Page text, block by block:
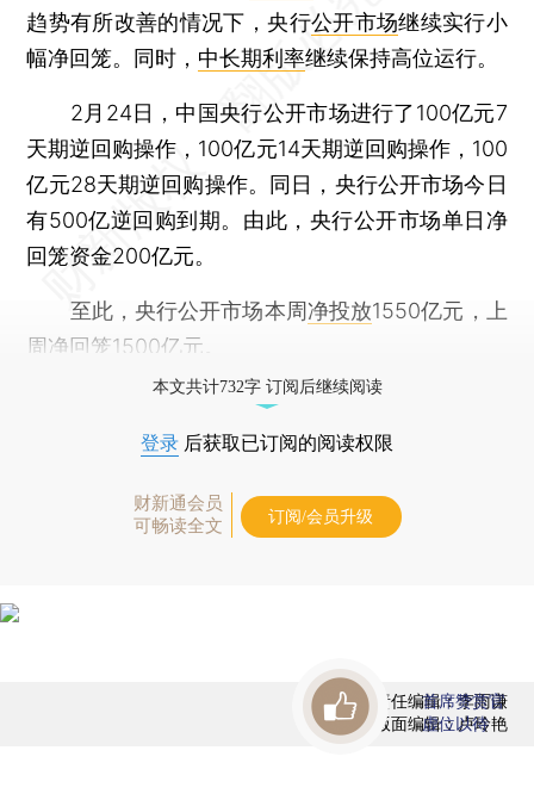
趋势有所改善的情况下，央行公开市场继续实行小
幅净回笼。同时， 中长期利率继续保持高位运行。
2月24日，中国央行公开市场进行了100亿元7
天期逆回购操作，100亿元14天期逆回购操作，100
亿元28天期逆回购操作。同日，央行公开市场今日
有500亿逆回购到期。由此，央行公开市场单日净
回笼资金200亿元。
至此，央行公开市场本周净投放1550亿元，上
周净回笼1500亿元。
本文共计732字 订阅后继续阅读
登录 后获取已订阅的阅读权限
财新通会员
可畅读全文
订阅/会员升级
责任编辑：李雨谦
版面编辑：卢玲艳
首席赞赏官
虚位以待